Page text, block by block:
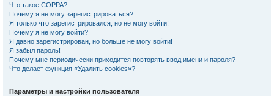
Что такое COPPA?
Почему я не могу зарегистрироваться?
Я только что зарегистрировался, но не могу войти!
Почему я не могу войти?
Я давно зарегистрирован, но больше не могу войти!
Я забыл пароль!
Почему мне периодически приходится повторять ввод имени и пароля?
Что делает функция «Удалить cookies»?
Параметры и настройки пользователя